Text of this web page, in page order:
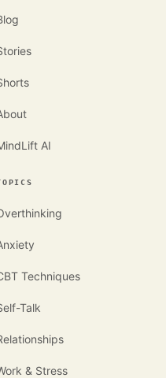
AI
Techniques
Talk
& Stress